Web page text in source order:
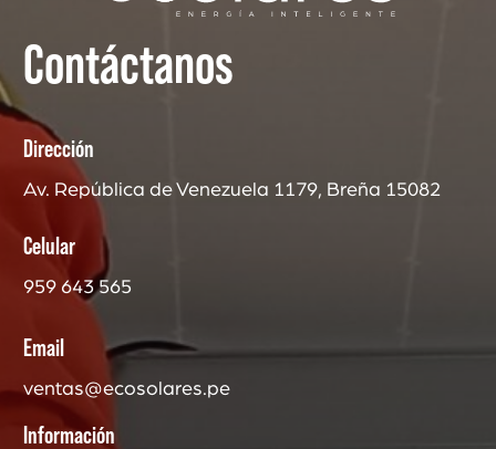
Contáctanos
Dirección
Av. República de Venezuela 1179, Breña 15082
Celular
959 643 565
Email
ventas@ecosolares.pe
Información